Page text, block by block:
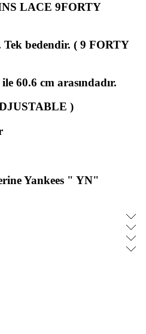
LACE 9FORTY
bedendir. ( 9 FORTY
60.6 cm arasındadır.
)
Yankees " YN"